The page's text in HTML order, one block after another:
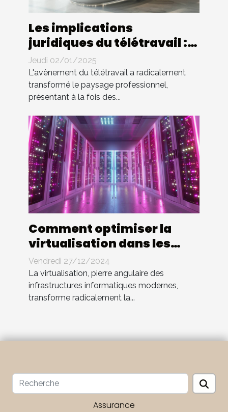
Les implications
juridiques du télétravail :
droits et devoirs des
employés
Jeudi 02/01/2025
L'avènement du télétravail a radicalement
transformé le paysage professionnel,
présentant à la fois des...
Comment optimiser la
virtualisation dans les
entreprises modernes
Vendredi 27/12/2024
La virtualisation, pierre angulaire des
infrastructures informatiques modernes,
transforme radicalement la...
Assurance